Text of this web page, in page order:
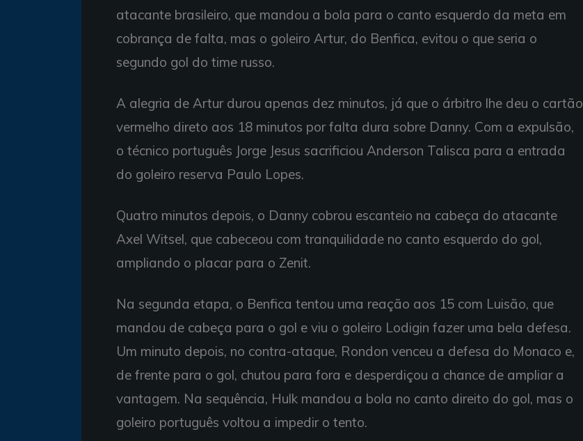
atacante brasileiro, que mandou a bola para o canto esquerdo da meta em
cobrança de falta, mas o goleiro Artur, do Benfica, evitou o que seria o
segundo gol do time russo.
A alegria de Artur durou apenas dez minutos, já que o árbitro lhe deu o cartão
vermelho direto aos 18 minutos por falta dura sobre Danny. Com a expulsão,
o técnico português Jorge Jesus sacrificiou Anderson Talisca para a entrada
do goleiro reserva Paulo Lopes.
Quatro minutos depois, o Danny cobrou escanteio na cabeça do atacante
Axel Witsel, que cabeceou com tranquilidade no canto esquerdo do gol,
ampliando o placar para o Zenit.
Na segunda etapa, o Benfica tentou uma reação aos 15 com Luisão, que
mandou de cabeça para o gol e viu o goleiro Lodigin fazer uma bela defesa.
Um minuto depois, no contra-ataque, Rondon venceu a defesa do Monaco e,
de frente para o gol, chutou para fora e desperdiçou a chance de ampliar a
vantagem. Na sequência, Hulk mandou a bola no canto direito do gol, mas o
goleiro português voltou a impedir o tento.